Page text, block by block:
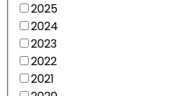
2025
2024
2023
2022
2021